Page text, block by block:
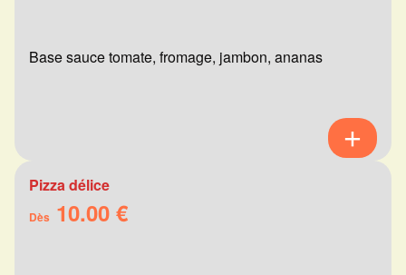
Base sauce tomate, fromage, jambon, ananas
Pizza délice
Dès 10.00 €